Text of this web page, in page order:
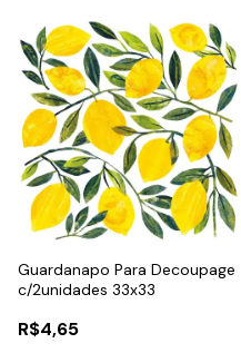
Guardanapo Para Decoupage
c/2unidades 33x33
R$4,65